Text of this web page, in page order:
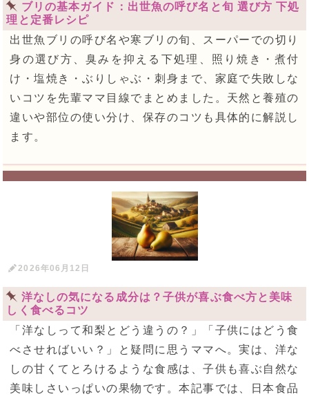
ブリの基本ガイド：出世魚の呼び名と旬 選び方 下処
理と定番レシピ
出世魚ブリの呼び名や寒ブリの旬、スーパーでの切り
身の選び方、臭みを抑える下処理、照り焼き・煮付
け・塩焼き・ぶりしゃぶ・刺身まで、家庭で失敗しな
いコツを先輩ママ目線でまとめました。天然と養殖の
違いや部位の使い分け、保存のコツも具体的に解説し
ます。
2026年06月12日
洋なしの気になる成分は？子供が喜ぶ食べ方と美味
しく食べるコツ
「洋なしって和梨とどう違うの？」「子供にはどう食
べさせればいい？」と疑問に思うママへ。実は、洋な
しの甘くてとろけるような食感は、子供も喜ぶ自然な
美味しさいっぱいの果物です。本記事では、日本食品